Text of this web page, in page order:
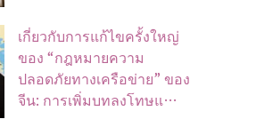
เกี่ยวกับการแก้ไขครั้งใหญ่
ของ “กฎหมายความ
ปลอดภัยทางเครือข่าย” ของ
จีน: การเพิ่มบทลงโทษแ…